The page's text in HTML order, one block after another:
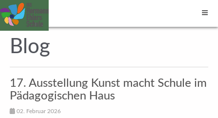
Blog
17. Ausstellung Kunst macht Schule im
Pädagogischen Haus
02. Februar 2026